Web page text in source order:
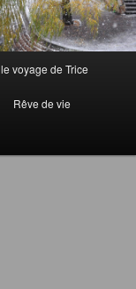
le voyage de Trice
Rêve de vie